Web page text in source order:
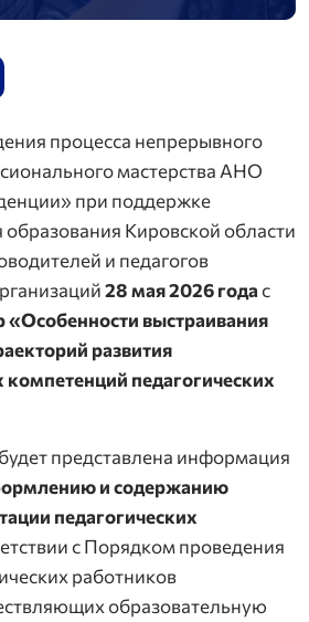
процесса непрерывного
мастерства АНО
при поддержке
образования Кировской области
и педагогов
28 мая 2026 годас
«Особенности выстраивания
развития
педагогических
представлена информация
и содержанию
педагогических
с Порядком проведения
работников
образовательную